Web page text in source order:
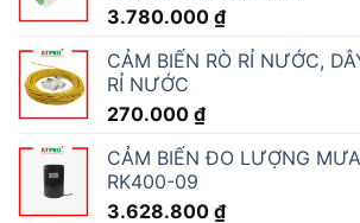
3.780.000 ₫
CẢM BIẾN RÒ RỈ NƯỚC,
RỈ NƯỚC
270.000 ₫
CẢM BIẾN ĐO LƯỢNG
RK400-09
3.628.800 ₫